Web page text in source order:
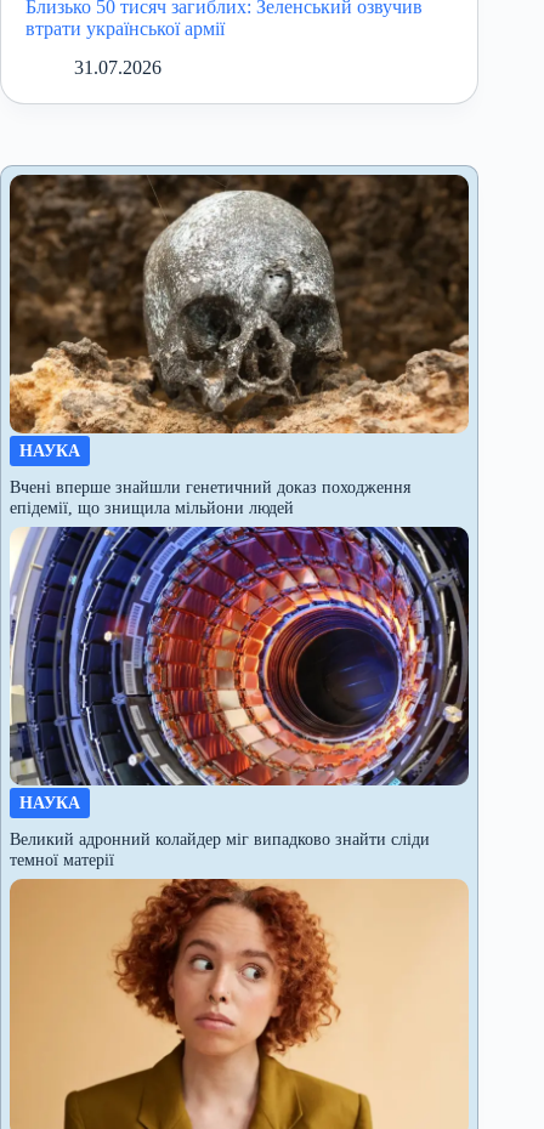
Близько 50 тисяч загиблих: Зеленський озвучив
втрати української армії
31.07.2026
НАУКА
Вчені вперше знайшли генетичний доказ походження
епідемії, що знищила мільйони людей
НАУКА
Великий адронний колайдер міг випадково знайти сліди
темної матерії